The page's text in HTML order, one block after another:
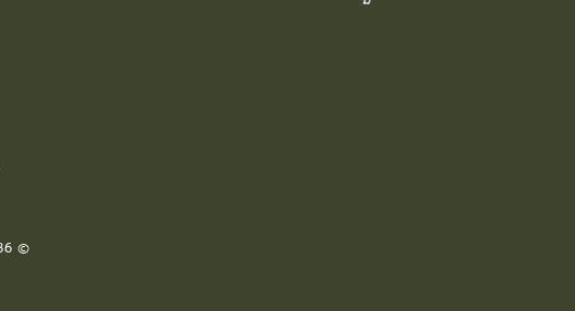
© 1986 כל הזכויות שמורות לקבוצת "עשבי ארץ ישראל"